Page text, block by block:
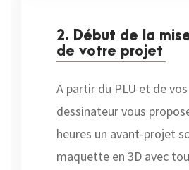
2. Début de la
de votre projet
A partir du PLU et de
dessinateur vous
heures un avant-projet
maquette en 3D avec